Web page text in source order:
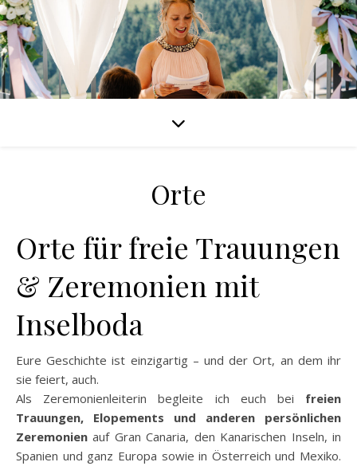
Orte
Orte für freie Trauungen
& Zeremonien mit
Inselboda
Eure Geschichte ist einzigartig – und der Ort, an dem ihr
sie feiert, auch.
Als Zeremonienleiterin begleite ich euch bei freien
Trauungen, Elopements und anderen persönlichen
Zeremonien auf Gran Canaria, den Kanarischen Inseln, in
Spanien und ganz Europa sowie in Österreich und Mexiko.